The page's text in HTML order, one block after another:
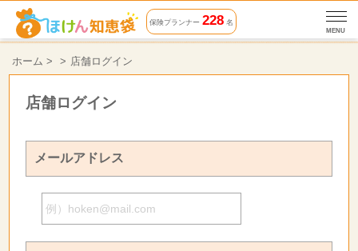
保険プランナー228 名
MENU
ホーム > 店舗ログイン
店舗ログイン
メールアドレス